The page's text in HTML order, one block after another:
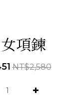
項鍊
NT$2,580